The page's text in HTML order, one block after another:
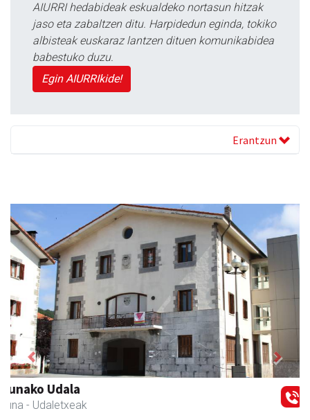
AIURRI hedabideak eskualdeko nortasun hitzak
jaso eta zabaltzen ditu. Harpidedun eginda, tokiko
albisteak euskaraz lantzen dituen komunikabidea
babestuko duzu.
Egin AIURRIkide!
Erantzun
Leizaran Institutua
Andoain - Hezkuntza
Previous Next